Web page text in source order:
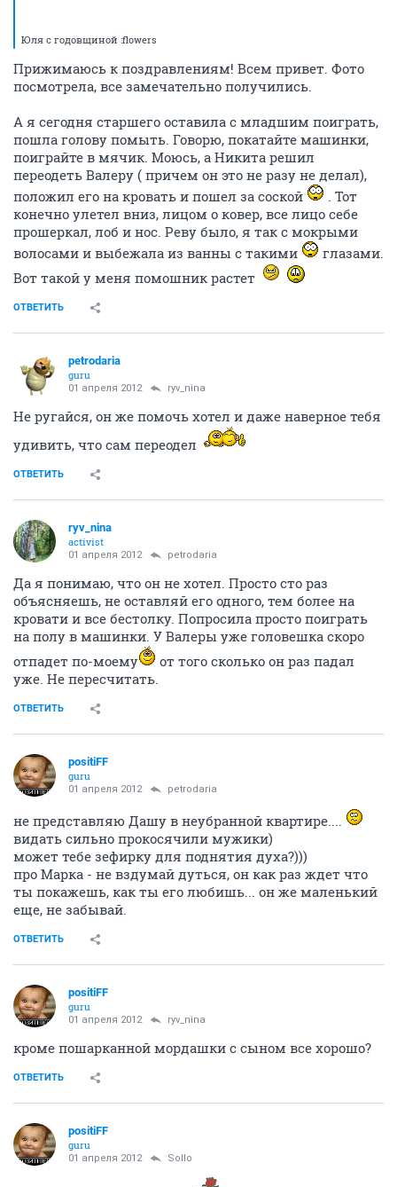
Юля с годовщиной :flowers
Прижимаюсь к поздравлениям! Всем привет. Фото
посмотрела, все замечательно получились.
А я сегодня старшего оставила с младшим поиграть,
пошла голову помыть. Говорю, покатайте машинки,
поиграйте в мячик. Моюсь, а Никита решил
переодеть Валеру ( причем он это не разу не делал),
положил его на кровать и пошел за соской
. Тот
конечно улетел вниз, лицом о ковер, все лицо себе
прошеркал, лоб и нос. Реву было, я так с мокрыми
волосами и выбежала из ванны с такими
глазами.
Вот такой у меня помошник растет
ОТВЕТИТЬ
petrodaria
guru
01 апреля 2012 ryv_nina
Не ругайся, он же помочь хотел и даже наверное тебя
удивить, что сам переодел
ОТВЕТИТЬ
ryv_nina
activist
01 апреля 2012 petrodaria
Да я понимаю, что он не хотел. Просто сто раз
объясняешь, не оставляй его одного, тем более на
кровати и все бестолку. Попросила просто поиграть
на полу в машинки. У Валеры уже головешка скоро
отпадет по-моему
от того сколько он раз падал
уже. Не пересчитать.
ОТВЕТИТЬ
positiFF
guru
01 апреля 2012 petrodaria
не представляю Дашу в неубранной квартире....
видать сильно прокосячили мужики)
может тебе зефирку для поднятия духа?)))
про Марка - не вздумай дуться, он как раз ждет что
ты покажешь, как ты его любишь... он же маленький
еще, не забывай.
ОТВЕТИТЬ
positiFF
guru
01 апреля 2012 ryv_nina
кроме пошарканной мордашки с сыном все хорошо?
ОТВЕТИТЬ
positiFF
guru
01 апреля 2012 Sollo